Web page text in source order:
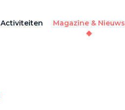
Activiteiten Magazine & Nieuws